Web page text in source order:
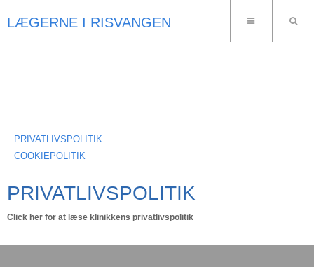
LÆGERNE I RISVANGEN
PRIVATLIVSPOLITIK
COOKIEPOLITIK
PRIVATLIVSPOLITIK
Click her for at læse klinikkens privatlivspolitik